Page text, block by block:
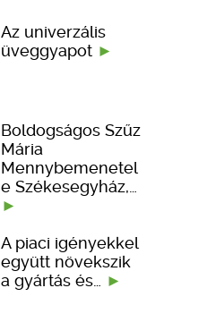
Az univerzális
üveggyapot
Boldogságos Szűz
Mária
Mennybemenetel
e Székesegyház,…
A piaci igényekkel
együtt növekszik
a gyártás és…